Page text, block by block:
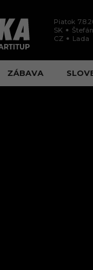
Piatok
SK
CZ
Lada
ZÁBAVA